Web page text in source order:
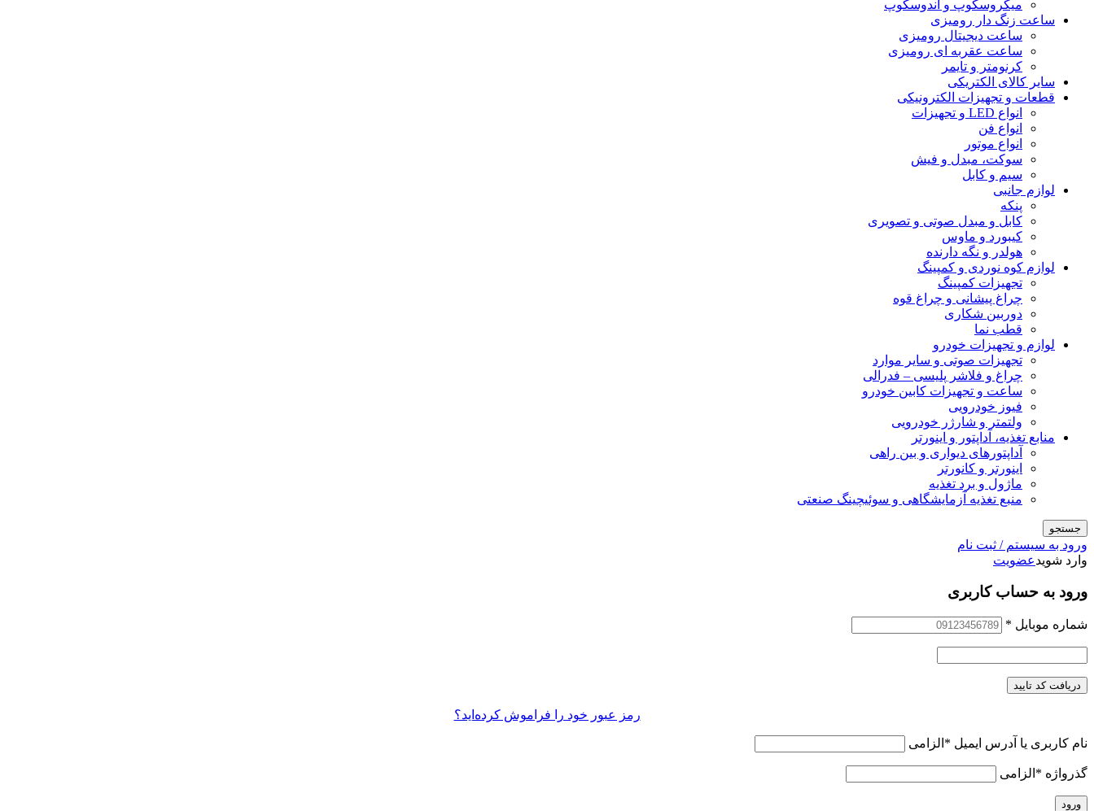
میکروسکوپ و آندوسکوپ
ساعت زنگ دار رومیزی
ساعت دیجیتال رومیزی
ساعت عقربه ای رومیزی
کرنومتر و تایمر
سایر کالای الکتریکی
قطعات و تجهیزات الکترونیکی
انواع LED و تجهیزات
انواع فن
انواع موتور
سوکت، مبدل و فیش
سیم و کابل
لوازم جانبی
پنکه
کابل و مبدل صوتی و تصویری
کیبورد و ماوس
هولدر و نگه دارنده
لوازم کوه نوردی و کمپینگ
تجهیزات کمپینگ
چراغ پیشانی و چراغ قوه
دوربین شکاری
قطب نما
لوازم و تجهیزات خودرو
تجهیزات صوتی و سایر موارد
چراغ و فلاشر پلیسی – فدرالی
ساعت و تجهیزات کابین خودرو
فیوز خودرویی
ولتمتر و شارژر خودرویی
منابع تغذیه، آداپتور و اینورتر
آداپتورهای دیواری و بین راهی
اینورتر و کانورتر
ماژول و برد تغذیه
منبع تغذیه آزمایشگاهی و سوئیچینگ صنعتی
جستجو
ورود به سیستم / ثبت نام
وارد شویدعضویت
ورود به حساب کاربری
شماره موبایل *
دریافت کد تایید
رمز عبور خود را فراموش کرده‌اید؟
نام کاربری یا آدرس ایمیل * الزامی
گذرواژه * الزامی
ورود